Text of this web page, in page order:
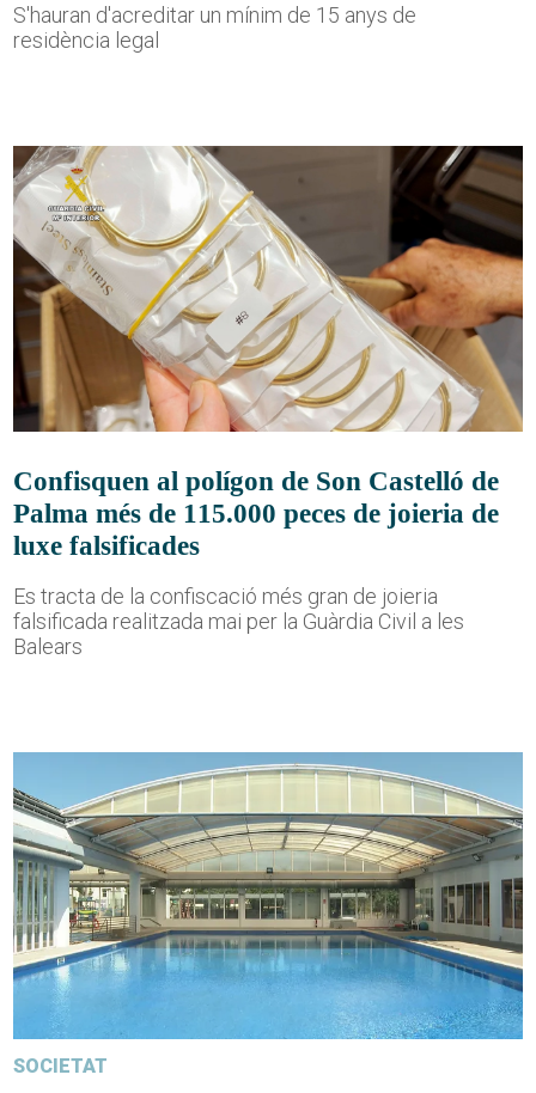
S'hauran d'acreditar un mínim de 15 anys de
residència legal
Confisquen al polígon de Son Castelló de
Palma més de 115.000 peces de joieria de
luxe falsificades
Es tracta de la confiscació més gran de joieria
falsificada realitzada mai per la Guàrdia Civil a les
Balears
SOCIETAT